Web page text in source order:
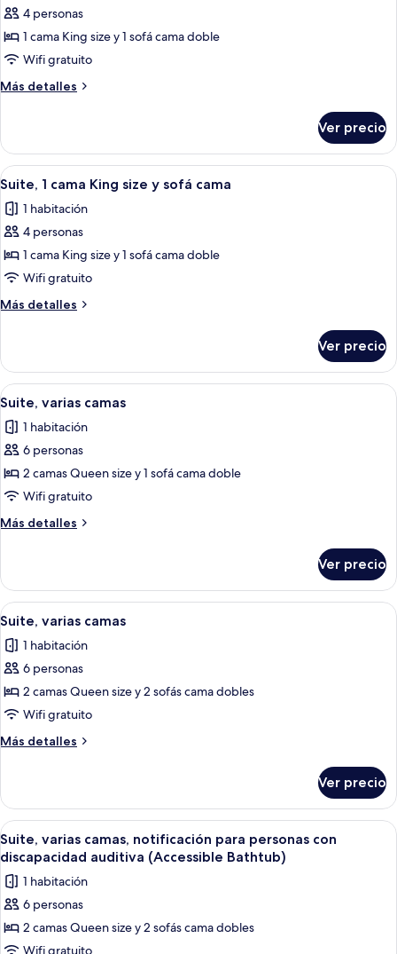
4 personas
1 cama King size y 1 sofá cama doble
Wifi gratuito
Más detalles
Más
superior,
habitación,
para
personas
discapacidad
auditiva
Ver precio
Abrir
todas
las
fotos
de
Suite,
1
cama
size
sofá
cama
Habitación de hotel con televisión
3
Suite, 1 cama King size y sofá cama
1 habitación
4 personas
1 cama King size y 1 sofá cama doble
Wifi gratuito
Más detalles
Más
1
cama
King
y
sofá
Ver precio
Abrir
todas
las
fotos
de
Suite,
varias
camas
Una habitación de hotel con un sofá
2
Suite, varias camas
1 habitación
6 personas
2 camas Queen size y 1 sofá cama doble
Wifi gratuito
Más detalles
Más
varias
camas
Ver precio
Abrir
todas
las
fotos
de
Suite,
varias
camas
Una habitación de hotel con dos
3
Suite, varias camas
1 habitación
6 personas
2 camas Queen size y 2 sofás cama dobles
Wifi gratuito
Más detalles
Más
varias
camas
Ver precio
Abrir
todas
las
fotos
de
Suite,
Una habitación de hotel con un sofá
2
Suite, varias camas, notificación para personas con
discapacidad auditiva (Accessible Bathtub)
1 habitación
6 personas
2 camas Queen size y 2 sofás cama dobles
Wifi gratuito